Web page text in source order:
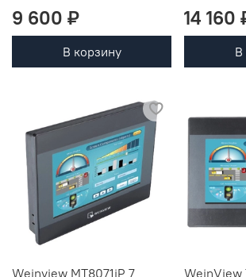
9 600 ₽
В корзину
14 160
В
Weinview MT8071iP 7
WeinView